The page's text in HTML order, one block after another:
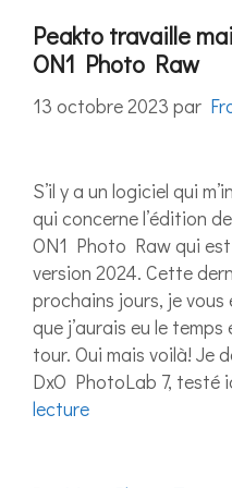
Peakto travaille
ON1 Photo Raw
13 octobre 2023 par
S’il y a un logiciel qui
qui concerne l’édition
ON1 Photo Raw qui
version 2024. Cette
prochains jours, je
que j’aurais eu le
tour. Oui mais voilà! Je
DxO PhotoLab 7, testé
lecture